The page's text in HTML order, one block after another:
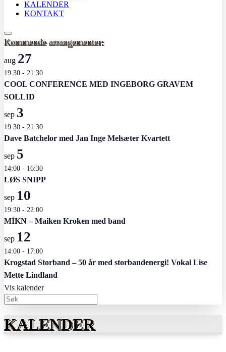
KALENDER
KONTAKT
Kommende arrangementer:
aug 27
19:30 - 21:30
COOL CONFERENCE MED INGEBORG GRAVEM
SOLLID
sep 3
19:30 - 21:30
Dave Batchelor med Jan Inge Melsæter Kvartett
sep 5
14:00 - 16:30
LØS SNIPP
sep 10
19:30 - 22:00
MÍKN – Maiken Kroken med band
sep 12
14:00 - 17:00
Krogstad Storband – 50 år med storbandenergi! Vokal Lise
Mette Lindland
Vis kalender
KALENDER